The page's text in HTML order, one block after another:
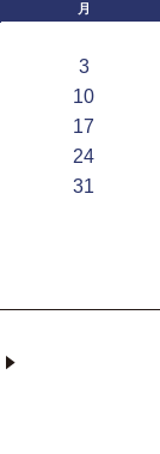
月
3
10
17
24
31